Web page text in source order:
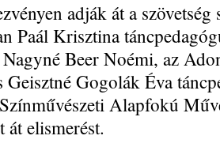
adják át a
Paál Krisztina
Beer Noémi, az
Geisztné Gogolák Éva
Alapfokú
át elismerést.